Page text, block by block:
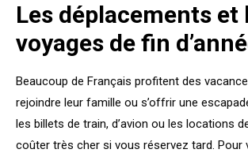
Les déplacements et
voyages de fin
Beaucoup de Français profitent des
rejoindre leur famille ou s’offrir une
les billets de train, d’avion ou les locations
coûter très cher si vous réservez tard. Pour